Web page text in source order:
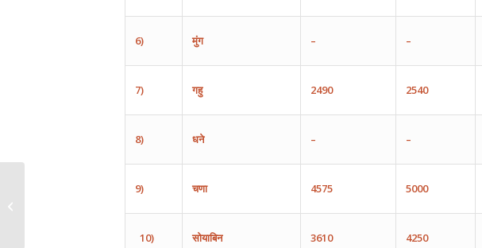
6) मुंग – –
7) गहु 2490 2540
8) धने – –
9) चणा 4575 5000
10) सोयाबिन 3610 4250